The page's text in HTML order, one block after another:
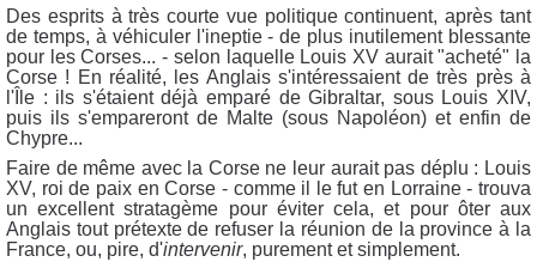
Des esprits à très courte vue politique continuent, après tant
de temps, à véhiculer l'ineptie - de plus inutilement blessante
pour les Corses... - selon laquelle Louis XV aurait "acheté" la
Corse ! En réalité, les Anglais s'intéressaient de très près à
l'Île : ils s'étaient déjà emparé de Gibraltar, sous Louis XIV,
puis ils s'empareront de Malte (sous Napoléon) et enfin de
Chypre...
Faire de même avec la Corse ne leur aurait pas déplu : Louis
XV, roi de paix en Corse - comme il le fut en Lorraine - trouva
un excellent stratagème pour éviter cela, et pour ôter aux
Anglais tout prétexte de refuser la réunion de la province à la
France, ou, pire, d'intervenir, purement et simplement.